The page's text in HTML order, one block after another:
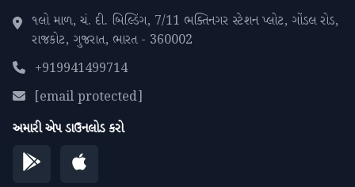
૧લો માળ, ચં. દી. બિલ્ડિંગ, 7/11 ભક્તિનગર સ્ટેશન પ્લોટ, ગોંડલ રોડ,
રાજકોટ, ગુજરાત, ભારત - 360002
+919941499714
[email protected]
અમારી એપ ડાઉનલોડ કરો